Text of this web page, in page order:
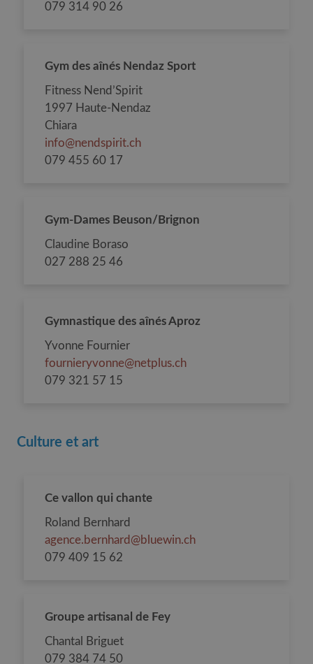
079 314 90 26
Gym des aînés Nendaz Sport
Fitness Nend’Spirit
1997 Haute-Nendaz
Chiara
info@nendspirit.ch
079 455 60 17
Gym-Dames Beuson/Brignon
Claudine Boraso
027 288 25 46
Gymnastique des aînés Aproz
Yvonne Fournier
fournieryvonne@netplus.ch
079 321 57 15
Culture et art
Ce vallon qui chante
Roland Bernhard
agence.bernhard@bluewin.ch
079 409 15 62
Groupe artisanal de Fey
Chantal Briguet
079 384 74 50